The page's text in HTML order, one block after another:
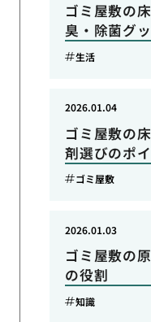
ゴミ屋敷の
臭・除菌グ
生活
ゴミ屋敷の
剤選びのポ
2026.01.04
ゴミ屋敷
ゴミ屋敷の
の役割
2026.01.03
知識